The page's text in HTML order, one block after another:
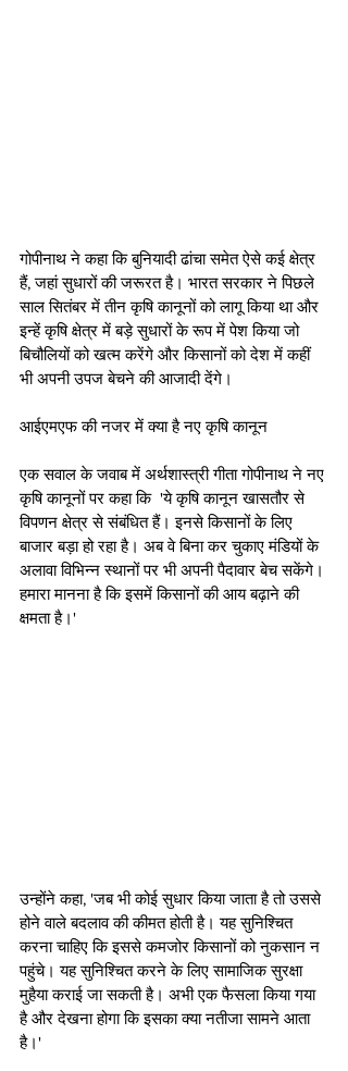
गोपीनाथ ने कहा कि बुनियादी ढांचा समेत ऐसे कई क्षेत्र
हैं, जहां सुधारों की जरूरत है। भारत सरकार ने पिछले
साल सितंबर में तीन कृषि कानूनों को लागू किया था और
इन्हें कृषि क्षेत्र में बड़े सुधारों के रूप में पेश किया जो
बिचौलियों को खत्म करेंगे और किसानों को देश में कहीं
भी अपनी उपज बेचने की आजादी देंगे।
आईएमएफ की नजर में क्या है नए कृषि कानून
एक सवाल के जवाब में अर्थशास्त्री गीता गोपीनाथ ने नए
कृषि कानूनों पर कहा कि  'ये कृषि कानून खासतौर से
विपणन क्षेत्र से संबंधित हैं। इनसे किसानों के लिए
बाजार बड़ा हो रहा है। अब वे बिना कर चुकाए मंडियों के
अलावा विभिन्न स्थानों पर भी अपनी पैदावार बेच सकेंगे।
हमारा मानना है कि इसमें किसानों की आय बढ़ाने की
क्षमता है।'
उन्होंने कहा, 'जब भी कोई सुधार किया जाता है तो उससे
होने वाले बदलाव की कीमत होती है। यह सुनिश्चित
करना चाहिए कि इससे कमजोर किसानों को नुकसान न
पहुंचे। यह सुनिश्चित करने के लिए सामाजिक सुरक्षा
मुहैया कराई जा सकती है। अभी एक फैसला किया गया
है और देखना होगा कि इसका क्या नतीजा सामने आता
है।'